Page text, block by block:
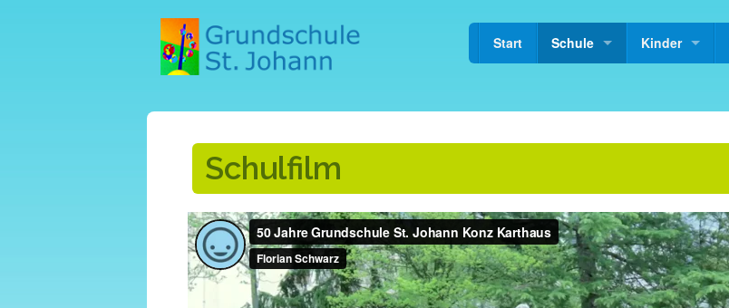
Start Schule Kinder
Schulfilm